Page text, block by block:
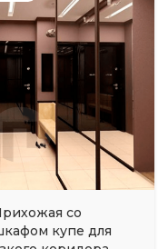
со
купе для